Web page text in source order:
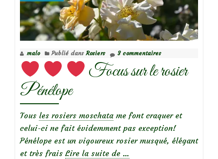
sur
le
rosier
‘Rosalita’
malo Publié dans Rosiers 3 commentaires
Focus sur le rosier
Pénélope
Tous les rosiers moschata me font craquer et
celui-ci ne fait évidemment pas exception!
Pénélope est un vigoureux rosier musqué, élégant
et très frais Lire la suite de à
…